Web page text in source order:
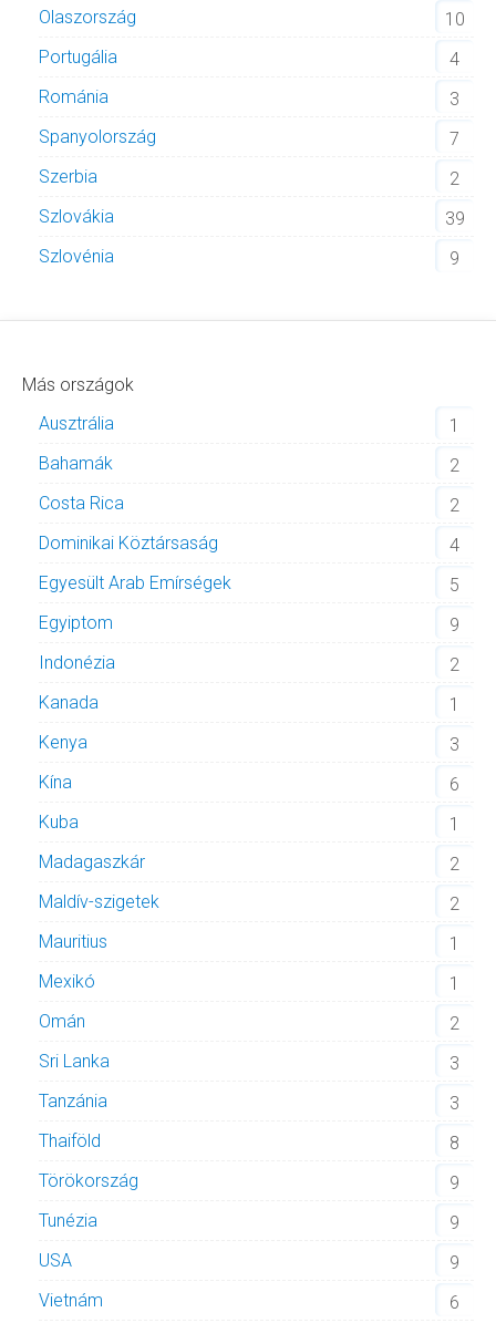
Olaszország
10
Portugália
4
Románia
3
Spanyolország
7
Szerbia
2
Szlovákia
39
Szlovénia
9
Más országok
Ausztrália
1
Bahamák
2
Costa Rica
2
Dominikai Köztársaság
4
Egyesült Arab Emírségek
5
Egyiptom
9
Indonézia
2
Kanada
1
Kenya
3
Kína
6
Kuba
1
Madagaszkár
2
Maldív-szigetek
2
Mauritius
1
Mexikó
1
Omán
2
Sri Lanka
3
Tanzánia
3
Thaiföld
8
Törökország
9
Tunézia
9
USA
9
Vietnám
6